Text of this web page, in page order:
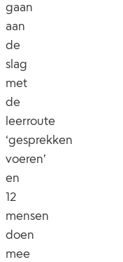
gaan
aan
de
slag
met
de
leerroute
‘gesprekken
voeren’
en
12
mensen
doen
mee